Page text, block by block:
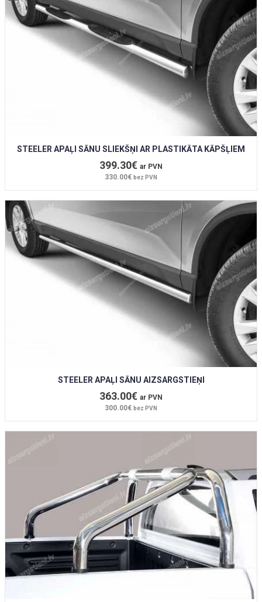
STEELER APAĻI SĀNU SLIEKŠŅI AR PLASTIKĀTA KĀPŠĻIEM
399.30€ ar PVN
330.00€ bez PVN
STEELER APAĻI SĀNU AIZSARGSTIEŅI
363.00€ ar PVN
300.00€ bez PVN